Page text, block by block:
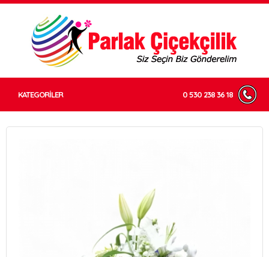
KATEGORİLER 0 530 238 36 18